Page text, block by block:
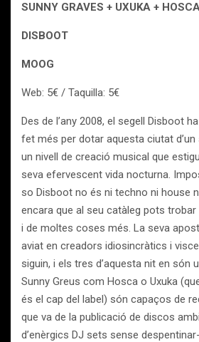
SUNNY GRAVES + UXUKA +
DISBOOT
MOOG
Web: 5€ / Taquilla: 5€
Des de l’any 2008, el segell Disboot
fet més per dotar aquesta ciutat
un nivell de creació musical que
seva efervescent vida nocturna.
so Disboot no és ni techno ni house
encara que al seu catàleg pots
i de moltes coses més. La seva
aviat en creadors idiosincràtics i
siguin, i els tres d’aquesta nit en són
Sunny Greus com Hosca o Uxuka
és el cap del label) són capaços de
que va de la publicació de discos
d’enèrgics DJ sets sense